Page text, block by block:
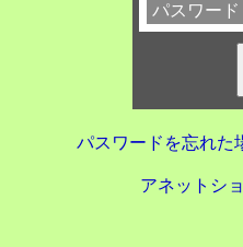
パスワード
パスワードを忘れた
アネットシ